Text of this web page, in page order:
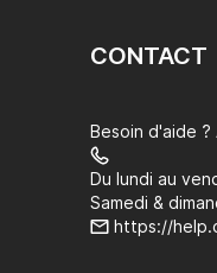
CONTACT
Besoin d'aide ?
Du lundi au
Samedi &
https://